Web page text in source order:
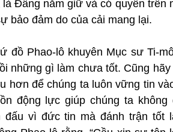
Đấng nắm giữ và có quyền trên
bảo đảm do của cải mang lại.
đồ Phao-lô khuyên Mục sư Ti-
những gì làm chưa tốt. Cũng
hơn để chúng ta luôn vững tin
động lực giúp chúng ta không
vì đức tin mà đánh trận tốt